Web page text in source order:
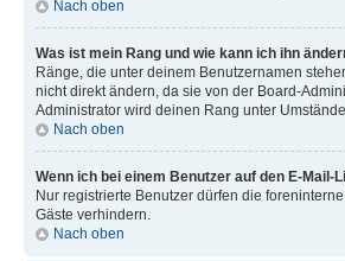
Nach oben
Was ist mein Rang und wie kann ich ihn
Ränge, die unter deinem Benutzernamen
nicht direkt ändern, da sie von der Board-
Administrator wird deinen Rang unter
Nach oben
Wenn ich bei einem Benutzer auf den E-
Nur registrierte Benutzer dürfen die
Gäste verhindern.
Nach oben